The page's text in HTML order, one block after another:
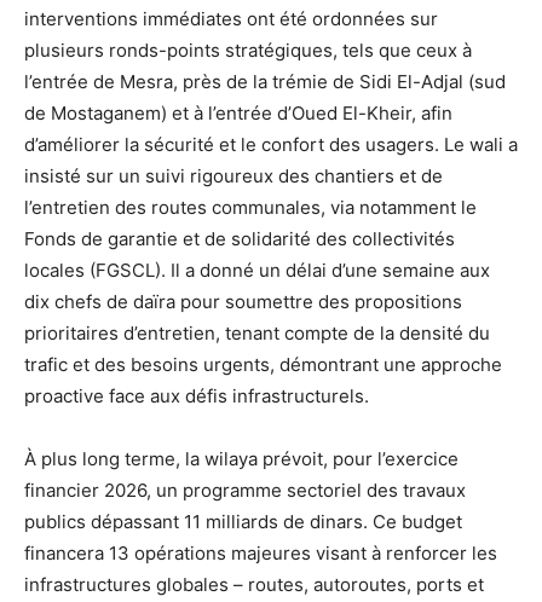
interventions immédiates ont été ordonnées sur
plusieurs ronds-points stratégiques, tels que ceux à
l’entrée de Mesra, près de la trémie de Sidi El-Adjal (sud
de Mostaganem) et à l’entrée d’Oued El-Kheir, afin
d’améliorer la sécurité et le confort des usagers. Le wali a
insisté sur un suivi rigoureux des chantiers et de
l’entretien des routes communales, via notamment le
Fonds de garantie et de solidarité des collectivités
locales (FGSCL). Il a donné un délai d’une semaine aux
dix chefs de daïra pour soumettre des propositions
prioritaires d’entretien, tenant compte de la densité du
trafic et des besoins urgents, démontrant une approche
proactive face aux défis infrastructurels.
À plus long terme, la wilaya prévoit, pour l’exercice
financier 2026, un programme sectoriel des travaux
publics dépassant 11 milliards de dinars. Ce budget
financera 13 opérations majeures visant à renforcer les
infrastructures globales – routes, autoroutes, ports et